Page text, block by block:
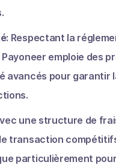
: Respectant la
Payoneer emploie des
avancés pour garantir
une structure de
transaction
particulièrement